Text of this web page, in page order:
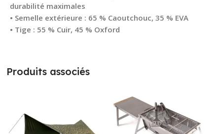
durabilité maximales
• Semelle extérieure : 65 % Caoutchouc, 35 % EVA
• Tige : 55 % Cuir, 45 % Oxford
Produits associés